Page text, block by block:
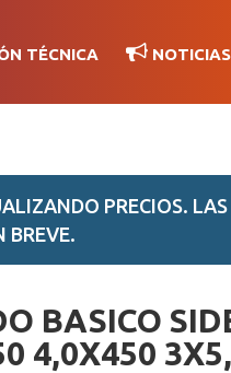
TÉCNICA NOTICIAS
PRECIOS.
BREVE.
BASICO
4,0X450